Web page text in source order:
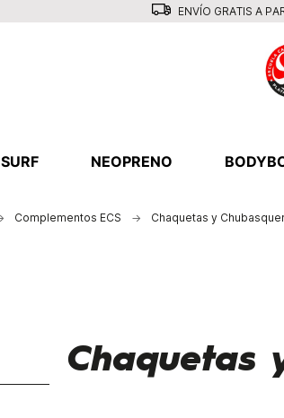
ENVÍO GRATIS A
SURF NEOPRENO
Complementos ECS Chaquetas y
Chaquetas